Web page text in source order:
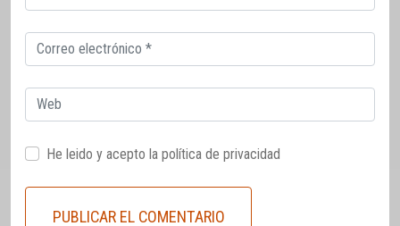
electrónico
Correo
electrónico
Web
He leido y acepto la política de privacidad